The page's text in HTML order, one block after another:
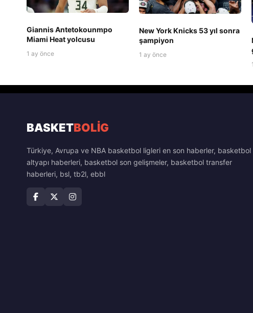
Giannis Antetokounmpo
Miami Heat yolcusu
1 ay önce
New York Knicks 53 yıl sonra
şampiyon
1 ay önce
BASKETBOLİG
Türkiye, Avrupa ve NBA basketbol ligleri en son haberler, basketbol
altyapı haberleri, basketbol son gelişmeler, basketbol transfer
haberleri, bsl, tb2l, ebbl